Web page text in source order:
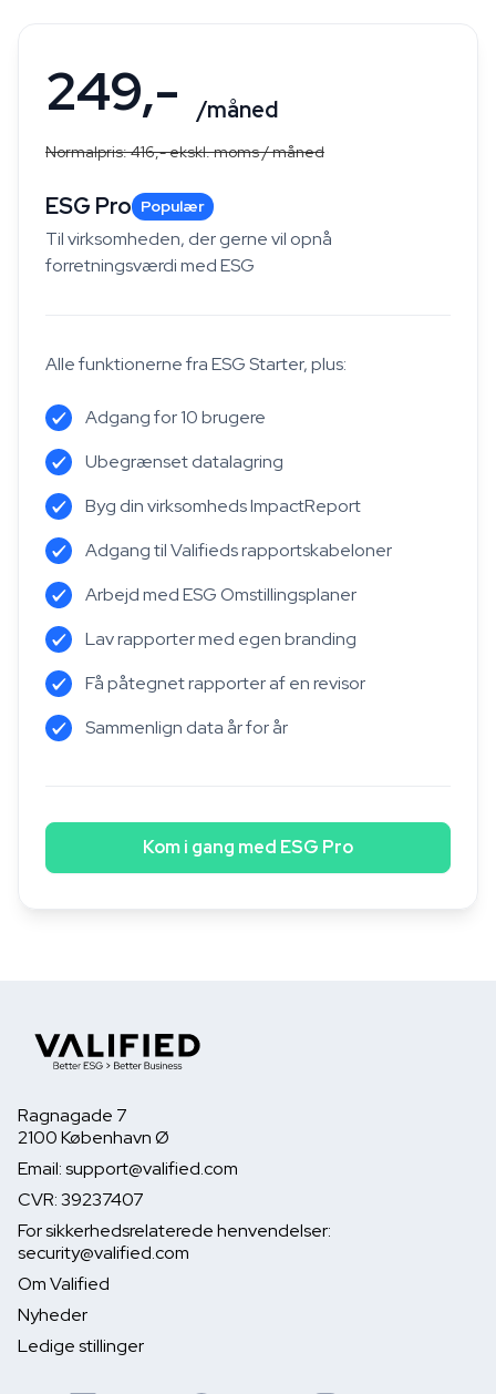
ESG Pro Populær
Til virksomheden, der gerne vil opnå
forretningsværdi med ESG
249,- /måned
Normalpris: 416,- ekskl. moms / måned
Alle funktionerne fra ESG Starter, plus:
Adgang for 10 brugere
Ubegrænset datalagring
Byg din virksomheds ImpactReport
Adgang til Valifieds rapportskabeloner
Arbejd med ESG Omstillingsplaner
Lav rapporter med egen branding
Få påtegnet rapporter af en revisor
Sammenlign data år for år
Kom i gang med ESG Pro
Ragnagade 7
2100 København Ø
Email: support@valified.com
CVR: 39237407
For sikkerhedsrelaterede henvendelser:
security@valified.com
Om Valified
Nyheder
Ledige stillinger